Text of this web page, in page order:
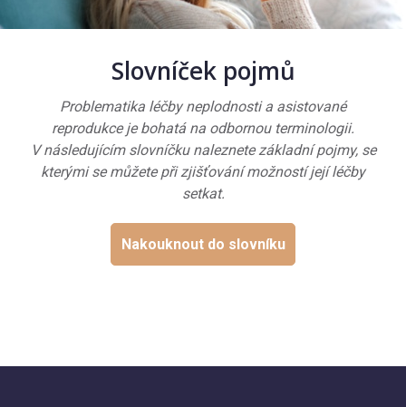
Slovníček pojmů
Problematika léčby neplodnosti a asistované
reprodukce je bohatá na odbornou terminologii.
V následujícím slovníčku naleznete základní pojmy, se
kterými se můžete při zjišťování možností její léčby
setkat.
Nakouknout do slovníku